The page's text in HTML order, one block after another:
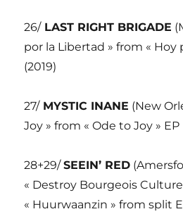
26/LAST RIGHT BRIGADE
por la Libertad » from « Hoy
(2019)
27/MYSTIC INANE (New
Joy » from « Ode to Joy » EP
28+29/SEEIN’ RED
« Destroy Bourgeois Culture
« Huurwaanzin » from split